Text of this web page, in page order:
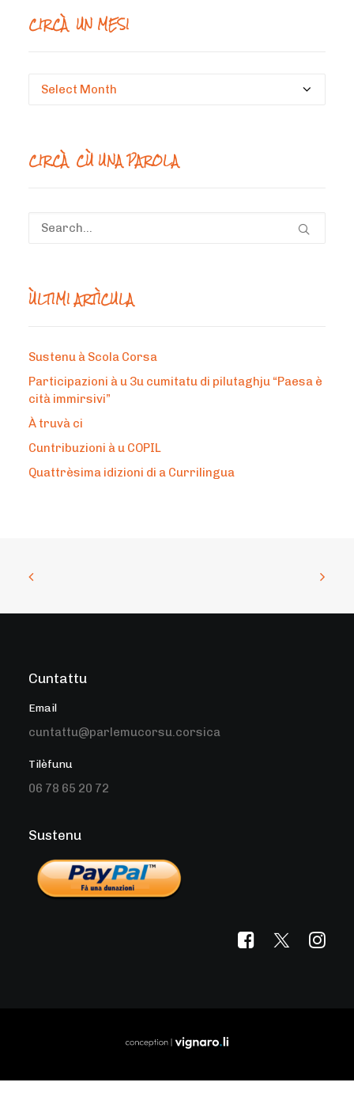
CIRCÀ UN MESI
Circà
CIRCÀ CÙ UNA PAROLA
ÙLTIMI ARTÌCULA
Sustenu à Scola Corsa
Participazioni à u 3u cumitatu di pilutaghju “Paesa è
cità immirsivi”
À truvà ci
Cuntribuzioni à u COPIL
Quattrèsima idizioni di a Currilingua
Cuntattu
Email
cuntattu@parlemucorsu.corsica
Tilèfunu
06 78 65 20 72
Sustenu